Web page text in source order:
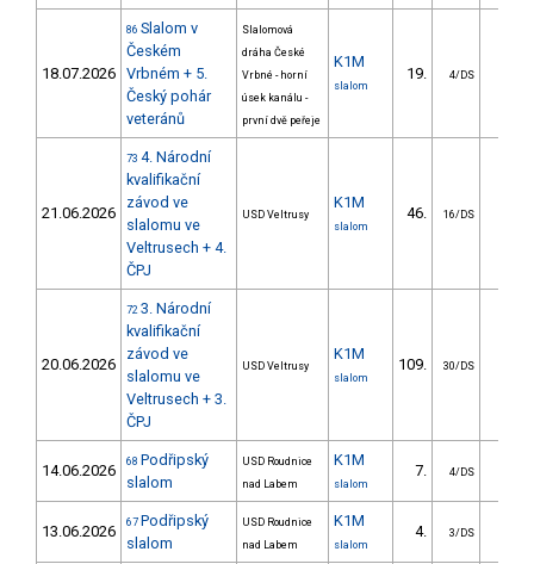
18.07.2026
86 Slalom v
Českém
Vrbném + 5.
Český pohár
veteránů
Slalomová
dráha České
Vrbné - horní
úsek kanálu -
první dvě peřeje
K1M
slalom
19. 4/DS
21.06.2026
73 4. Národní
kvalifikační
závod ve
slalomu ve
Veltrusech + 4.
ČPJ
USD Veltrusy
K1M
slalom
46. 16/DS
20.06.2026
72 3. Národní
kvalifikační
závod ve
slalomu ve
Veltrusech + 3.
ČPJ
USD Veltrusy
K1M
slalom
109. 30/DS
14.06.2026 68 Podřipský
slalom
USD Roudnice
nad Labem
K1M
slalom
7. 4/DS
13.06.2026 67 Podřipský
slalom
USD Roudnice
nad Labem
K1M
slalom
4. 3/DS